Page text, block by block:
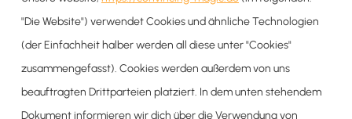
"Die Website") verwendet Cookies und ähnliche Technologien
(der Einfachheit halber werden all diese unter "Cookies"
zusammengefasst). Cookies werden außerdem von uns
beauftragten Drittparteien platziert. In dem unten stehendem
Dokument informieren wir dich über die Verwendung von